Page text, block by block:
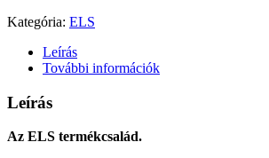
Kategória: ELS
Leírás
További információk
Leírás
Az ELS termékcsalád.